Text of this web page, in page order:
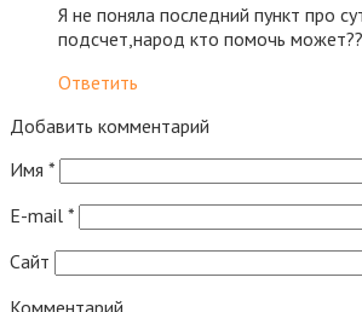
Я не поняла последний пункт про
подсчет,народ кто помочь
Ответить
Добавить комментарий
Имя *
E-mail *
Сайт
Комментарий